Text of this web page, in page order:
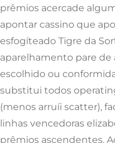
prêmios acercade
apontar cassino que
esfogíteado Tigre da
aparelhamento pare de
escolhido ou
substitui todos
(menos arruíi scatter),
linhas vencedoras
prêmios ascendentes.